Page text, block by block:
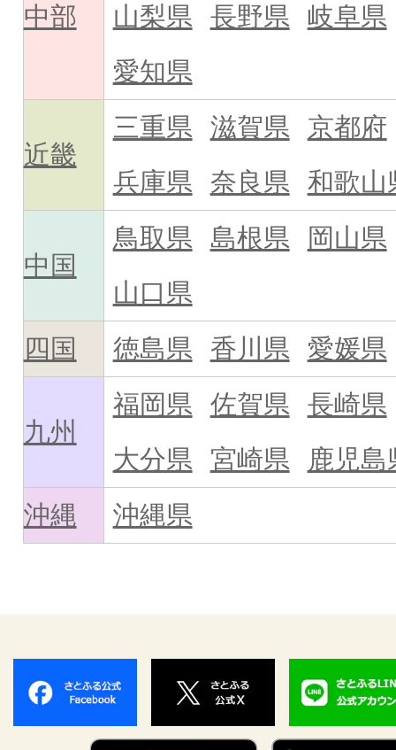
中部
山梨県 長野県 岐阜県
愛知県
近畿
三重県 滋賀県
京都府
兵庫県
奈良県 和歌山
中国
鳥取県 島根県
岡山県
山口県
四国
徳島県 香川県 愛媛県
九州
福岡県 佐賀県 長崎県
大分県
宮崎県
鹿児島
沖縄
沖縄県